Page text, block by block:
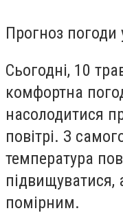
Прогноз погоди
Сьогодні, 10
комфортна
насолодитися
повітрі. З
температура
підвищуватися,
помірним.